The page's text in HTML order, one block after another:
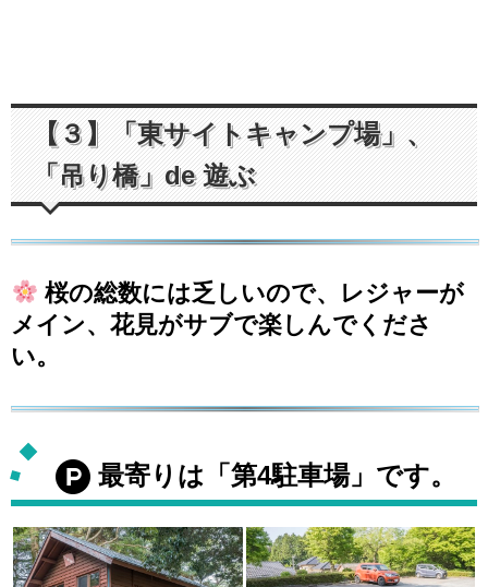
【３】「東サイトキャンプ場」、
「吊り橋」de 遊ぶ
桜の総数には乏しいので、レジャーが
メイン、花見がサブで楽しんでくださ
い。
最寄りは「第4駐車場」です。